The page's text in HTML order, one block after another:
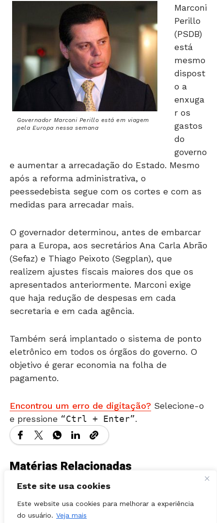
Este site usa cookies
Este website usa cookies para melhorar a experiência
do usuário. Veja mais
Governador Marconi Perillo está em viagem
pela Europa nessa semana
Perillo
(PSDB)
está
mesmo
dispost
o a
enxuga
r os
gastos
do
governo
e aumentar a arrecadação do Estado. Mesmo
após a reforma administrativa, o
peessedebista segue com os cortes e com as
medidas para arrecadar mais.
para a Europa, aos secretários Ana Carla Abrão
(Sefaz) e Thiago Peixoto (Segplan), que
realizem ajustes fiscais maiores dos que os
apresentados anteriormente. Marconi exige
que haja redução de despesas em cada
secretaria e em cada agência.
eletrônico em todos os órgãos do governo. O
objetivo é gerar economia na folha de
pagamento.
e pressione Ctrl + Enter .
Matérias Relacionadas